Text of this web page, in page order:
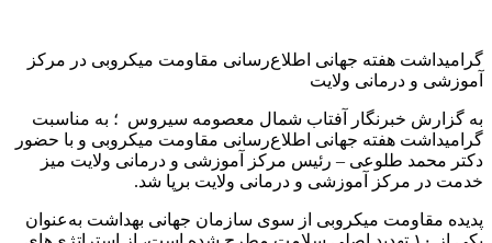
گرامیداشت هفته جهانی اطلاع‌رسانی مقاومت میکروبی در مرکز
آموزشی و درمانی ولایت
به گزارش خبرنگار آفتاب شمال معصومه سیروس ؛ به مناسبت
گرامیداشت هفته جهانی اطلاع‌رسانی مقاومت میکروبی و با حضور
دکتر محمد طلوعی – رئیس مرکز آموزشی و درمانی ولایت میز
خدمت در مرکز آموزشی و درمانی ولایت برپا شد.
پدیده مقاومت میکروبی از سوی سازمان جهانی بهداشت به‌عنوان